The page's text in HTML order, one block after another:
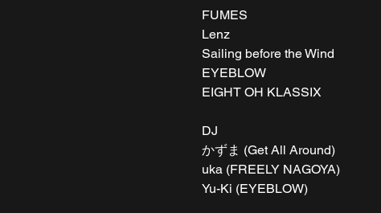
FUMES
Lenz
Sailing before the Wind
EYEBLOW
EIGHT OH KLASSIX
DJ
かずま (Get All Around)
uka (FREELY NAGOYA)
Yu-Ki (EYEBLOW)